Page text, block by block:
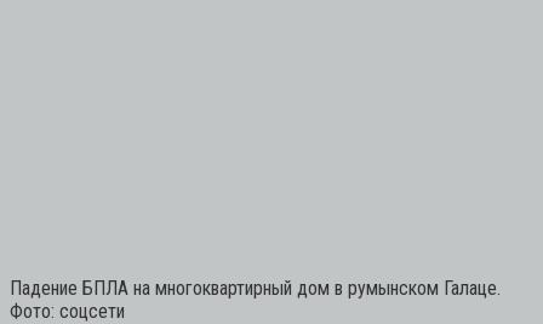
Падение БПЛА на многоквартирный дом в румынском Галаце.
Фото: соцсети